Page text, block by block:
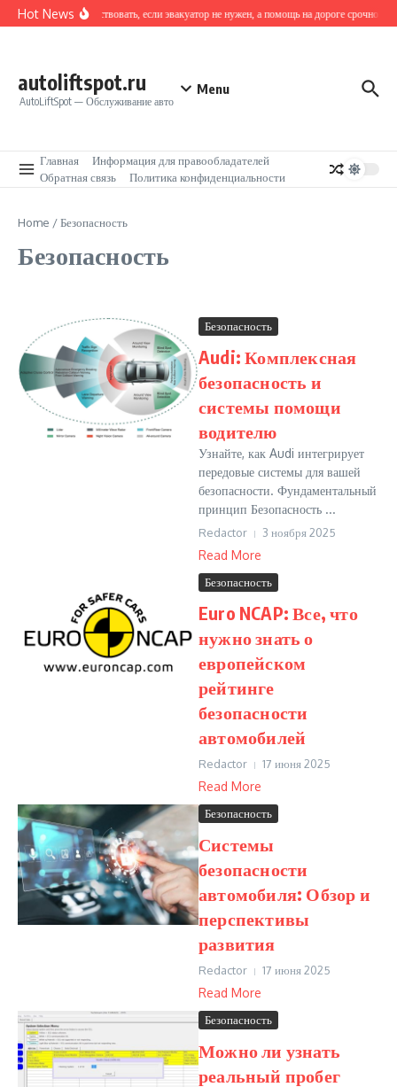
Перейти к содержанию
Hot NewsКак действовать, если эвакуатор не нужен, а помощь на дороге срочно
autoliftspot.ru
AutoLiftSpot — Обслуживание авто
Menu
Главная
Информация для правообладателей
Обратная связь
Политика конфиденциальности
Home /Безопасность
Безопасность
Безопасность
Audi: Комплексная
безопасность и
системы помощи
водителю
Узнайте, как Audi интегрирует
передовые системы для вашей
безопасности. Фундаментальный
принцип Безопасность ...
Redactor 3 ноября 2025
Read More
Безопасность
Euro NCAP: Все, что
нужно знать о
европейском
рейтинге
безопасности
автомобилей
Redactor 17 июня 2025
Read More
Безопасность
Системы
безопасности
автомобиля: Обзор и
перспективы
развития
Redactor 17 июня 2025
Read More
Безопасность
Можно ли узнать
реальный пробег